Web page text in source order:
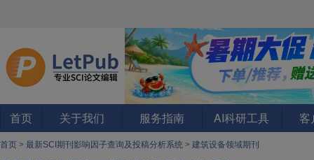
首页 关于我们 服务指南 AI科研工具 客
首页 > 最新SCI期刊影响因子查询及投稿分析系统 > 建筑设备领域期刊